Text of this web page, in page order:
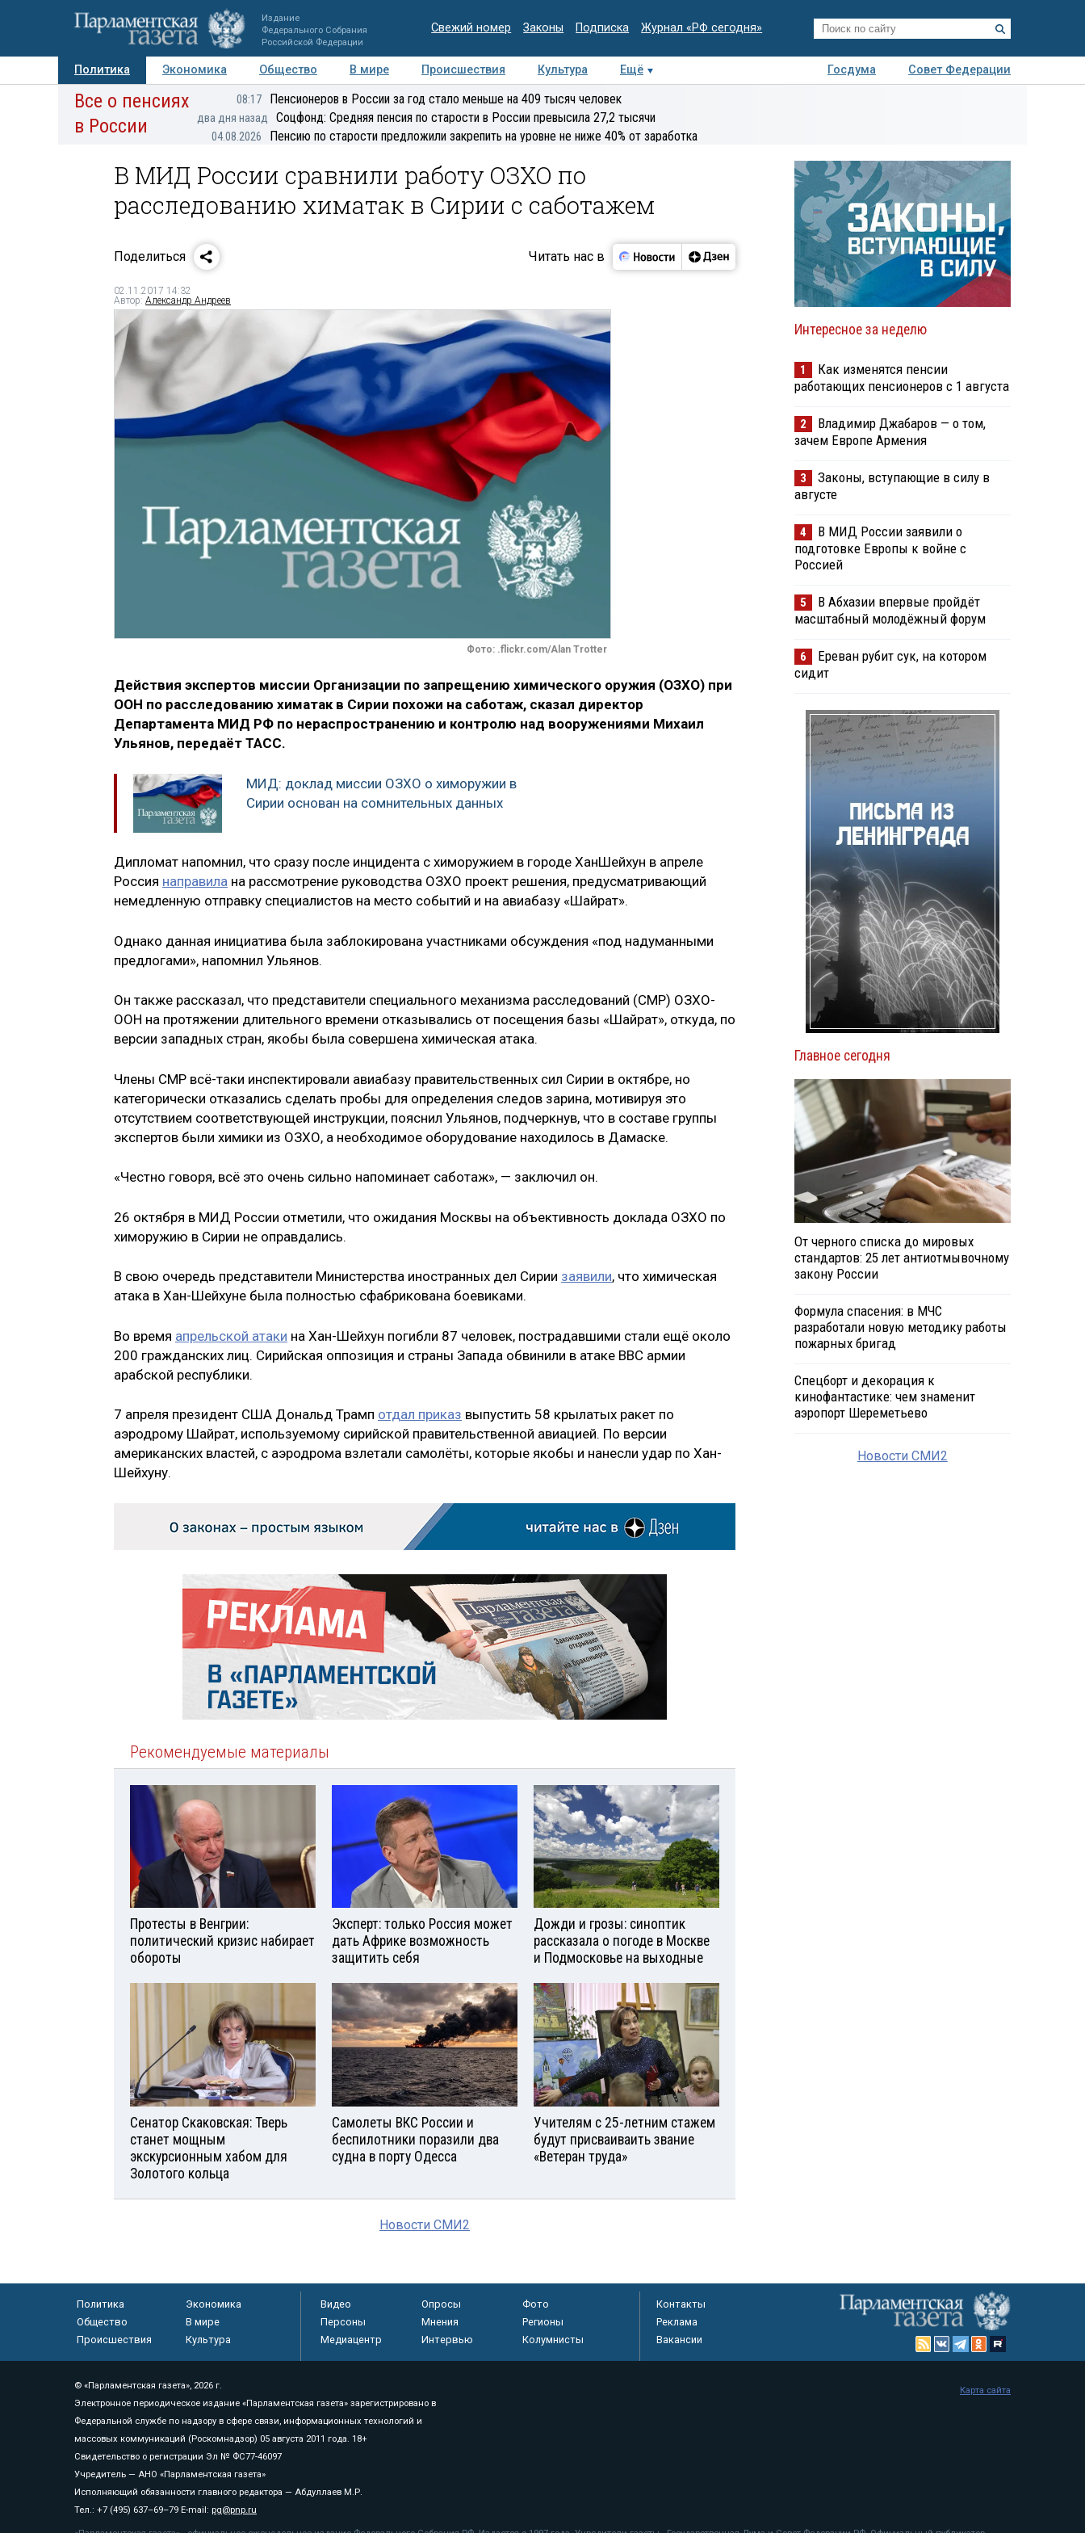
Издание
Федерального Собрания
Российской Федерации
Свежий номер Законы Подписка Журнал «РФ сегодня»
Политика Экономика Общество В мире Происшествия Культура Ещё Госдума
Совет Федерации
Авторы Персоны Мнения Регионы Медиацентр Интервью Колумнисты
Все о пенсиях
в России
08:17 Пенсионеров в России за год стало меньше на 409 тысяч человек
два дня назад Соцфонд: Средняя пенсия по старости в России превысила 27,2 тысячи
04.08.2026 Пенсию по старости предложили закрепить на уровне не ниже 40% от заработка
В МИД России сравнили работу ОЗХО по
расследованию химатак в Сирии с саботажем
Поделиться Читать нас в
02.11.2017 14:32
Автор: Александр Андреев
Фото: .flickr.com/Alan Trotter
Действия экспертов миссии Организации по запрещению химического оружия (ОЗХО) при
ООН по расследованию химатак в Сирии похожи на саботаж, сказал директор
Департамента МИД РФ по нераспространению и контролю над вооружениями Михаил
Ульянов, передаёт ТАСС.
МИД: доклад миссии ОЗХО о химоружии в
Сирии основан на сомнительных данных
Дипломат напомнил, что сразу после инцидента с химоружием в городе ХанШейхун в апреле
Россия направила на рассмотрение руководства ОЗХО проект решения, предусматривающий
немедленную отправку специалистов на место событий и на авиабазу «Шайрат».
Однако данная инициатива была заблокирована участниками обсуждения «под надуманными
предлогами», напомнил Ульянов.
Он также рассказал, что представители специального механизма расследований (СМР) ОЗХО-
ООН на протяжении длительного времени отказывались от посещения базы «Шайрат», откуда, по
версии западных стран, якобы была совершена химическая атака.
Члены СМР всё-таки инспектировали авиабазу правительственных сил Сирии в октябре, но
категорически отказались сделать пробы для определения следов зарина, мотивируя это
отсутствием соответствующей инструкции, пояснил Ульянов, подчеркнув, что в составе группы
экспертов были химики из ОЗХО, а необходимое оборудование находилось в Дамаске.
«Честно говоря, всё это очень сильно напоминает саботаж», — заключил он.
26 октября в МИД России отметили, что ожидания Москвы на объективность доклада ОЗХО по
химоружию в Сирии не оправдались.
В свою очередь представители Министерства иностранных дел Сирии заявили, что химическая
атака в Хан-Шейхуне была полностью сфабрикована боевиками.
Во время апрельской атаки на Хан-Шейхун погибли 87 человек, пострадавшими стали ещё около
200 гражданских лиц. Сирийская оппозиция и страны Запада обвинили в атаке ВВС армии
арабской республики.
7 апреля президент США Дональд Трамп отдал приказ выпустить 58 крылатых ракет по
аэродрому Шайрат, используемому сирийской правительственной авиацией. По версии
американских властей, с аэродрома взлетали самолёты, которые якобы и нанесли удар по Хан-
Шейхуну.
Рекомендуемые материалы
Протесты в Венгрии:
политический кризис набирает
обороты
Эксперт: только Россия может
дать Африке возможность
защитить себя
Дожди и грозы: синоптик
рассказала о погоде в Москве
и Подмосковье на выходные
Сенатор Скаковская: Тверь
станет мощным
экскурсионным хабом для
Золотого кольца
Самолеты ВКС России и
беспилотники поразили два
судна в порту Одесса
Учителям с 25-летним стажем
будут присваиваить звание
«Ветеран труда»
Новости СМИ2
Интересное за неделю
1
Как изменятся пенсии
работающих пенсионеров с 1 августа
2
Владимир Джабаров — о том,
зачем Европе Армения
3
Законы, вступающие в силу в
августе
4
В МИД России заявили о
подготовке Европы к войне с
Россией
5
В Абхазии впервые пройдёт
масштабный молодёжный форум
6
Ереван рубит сук, на котором
сидит
Главное сегодня
От черного списка до мировых
стандартов: 25 лет антиотмывочному
закону России
Формула спасения: в МЧС
разработали новую методику работы
пожарных бригад
Спецборт и декорация к
кинофантастике: чем знаменит
аэропорт Шереметьево
Новости СМИ2
Политика
Экономика
Общество
В мире
Происшествия
Культура
Видео Опросы
Фото
Персоны
Мнения
Регионы
Медиацентр
Интервью Колумнисты
Контакты
Реклама
Вакансии
© «Парламентская газета», 2026 г.
Электронное периодическое издание «Парламентская газета» зарегистрировано в
Федеральной службе по надзору в сфере связи, информационных технологий и
массовых коммуникаций (Роскомнадзор) 05 августа 2011 года. 18+
Свидетельство о регистрации Эл № ФС77-46097
Учредитель — АНО «Парламентская газета»
Исполняющий обязанности главного редактора — Абдуллаев М.Р.
Тел.: +7 (495) 637–69–79 E-mail: pg@pnp.ru
Карта сайта